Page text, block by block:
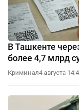
В Ташкенте
более 4,7 млрд
Криминал4 августа